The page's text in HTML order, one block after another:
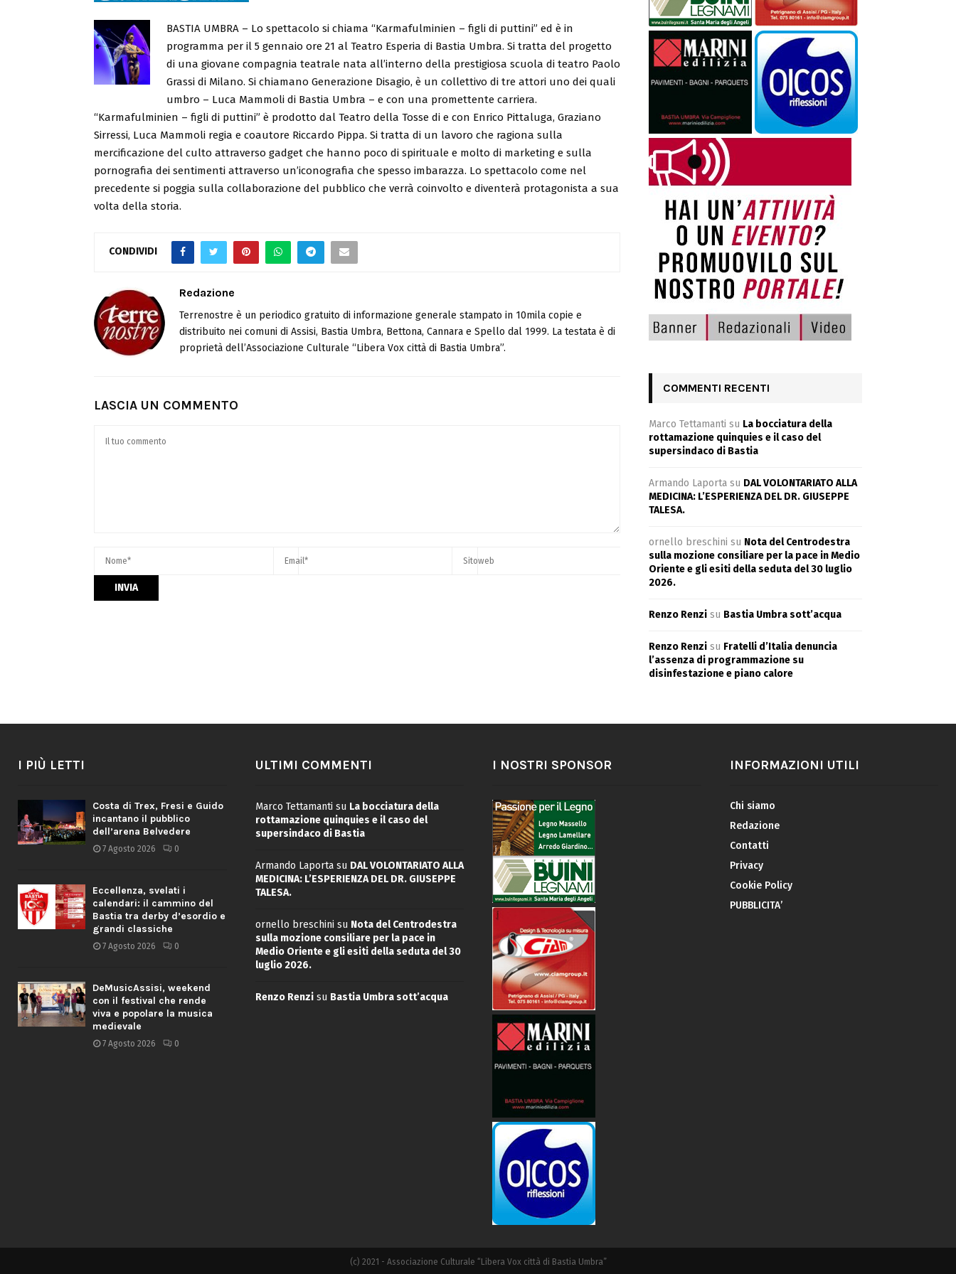
BASTIA UMBRA – Lo spettacolo si chiama “Karmafulminien – figli di puttini” ed è in
programma per il 5 gennaio ore 21 al Teatro Esperia di Bastia Umbra. Si tratta del progetto
di una giovane compagnia teatrale nata all’interno della prestigiosa scuola di teatro Paolo
Grassi di Milano. Si chiamano Generazione Disagio, è un collettivo di tre attori uno dei quali
umbro – Luca Mammoli di Bastia Umbra – e con una promettente carriera.
“Karmafulminien – figli di puttini” è prodotto dal Teatro della Tosse di e con Enrico Pittaluga, Graziano
Sirressi, Luca Mammoli regia e coautore Riccardo Pippa. Si tratta di un lavoro che ragiona sulla
mercificazione del culto attraverso gadget che hanno poco di spirituale e molto di marketing e sulla
pornografia dei sentimenti attraverso un’iconografia che spesso imbarazza. Lo spettacolo come nel
precedente si poggia sulla collaborazione del pubblico che verrà coinvolto e diventerà protagonista a sua
volta della storia.
CONDIVIDI
Redazione
Terrenostre è un periodico gratuito di informazione generale stampato in 10mila copie e
distribuito nei comuni di Assisi, Bastia Umbra, Bettona, Cannara e Spello dal 1999. La testata è di
proprietà dell’Associazione Culturale “Libera Vox città di Bastia Umbra”.
LASCIA UN COMMENTO
COMMENTI RECENTI
Marco Tettamanti su La bocciatura della
rottamazione quinquies e il caso del
supersindaco di Bastia
Armando Laporta su DAL VOLONTARIATO ALLA
MEDICINA: L’ESPERIENZA DEL DR. GIUSEPPE
TALESA.
ornello breschini su Nota del Centrodestra
sulla mozione consiliare per la pace in Medio
Oriente e gli esiti della seduta del 30 luglio
2026.
Renzo Renzi su Bastia Umbra sott’acqua
Renzo Renzi su Fratelli d’Italia denuncia
l’assenza di programmazione su
disinfestazione e piano calore
I PIÙ LETTI
Costa di Trex, Fresi e Guido
incantano il pubblico
dell’arena Belvedere
7 Agosto 2026 0
Eccellenza, svelati i
calendari: il cammino del
Bastia tra derby d’esordio e
grandi classiche
7 Agosto 2026 0
DeMusicAssisi, weekend
con il festival che rende
viva e popolare la musica
medievale
7 Agosto 2026 0
ULTIMI COMMENTI
Marco Tettamanti su La bocciatura della
rottamazione quinquies e il caso del
supersindaco di Bastia
Armando Laportasu DAL VOLONTARIATO ALLA
MEDICINA: L’ESPERIENZA DEL DR. GIUSEPPE
TALESA.
ornello breschini su Nota del Centrodestra
sulla mozione consiliare per la pace in
Medio Oriente e gli esiti della seduta del 30
luglio 2026.
Renzo Renzisu Bastia Umbra sott’acqua
I NOSTRI SPONSOR INFORMAZIONI UTILI
Chi siamo
Redazione
Contatti
Privacy
Cookie Policy
PUBBLICITA’
(c) 2021 - Associazione Culturale “Libera Vox città di Bastia Umbra”